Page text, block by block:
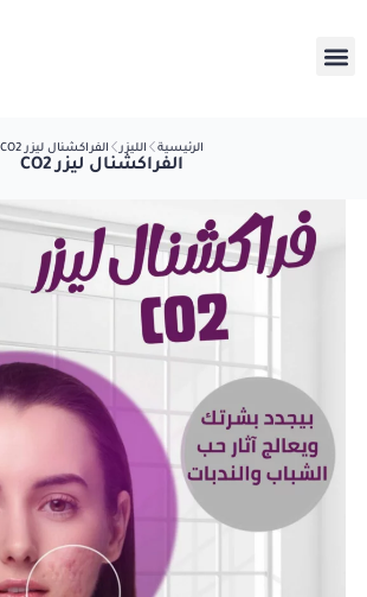
الرئيسية الليزر الفراكشنال ليزر CO2
الفراكشنال ليزر CO2